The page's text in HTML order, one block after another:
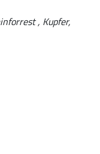
, Kupfer,